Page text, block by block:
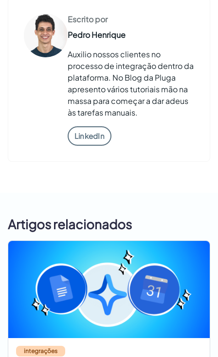
Escrito por
Pedro Henrique
Auxilio nossos clientes no
processo de integração dentro da
plataforma. No Blog da Pluga
apresento vários tutoriais mão na
massa para começar a dar adeus
às tarefas manuais.
LinkedIn
Artigos relacionados
integrações